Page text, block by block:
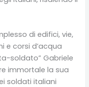
di edifici, vie,
e corsi d’acqua
soldato” Gabriele
immortale la sua
soldati italiani